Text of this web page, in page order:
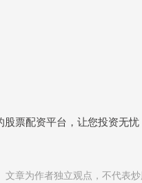
票配资平台，让您投资无
文章为作者独立观点，不代表